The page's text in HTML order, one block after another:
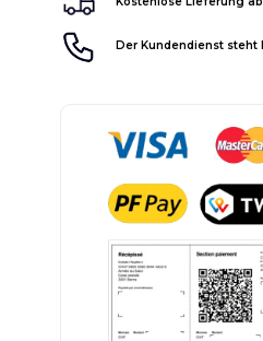
Der Kundendienst steht